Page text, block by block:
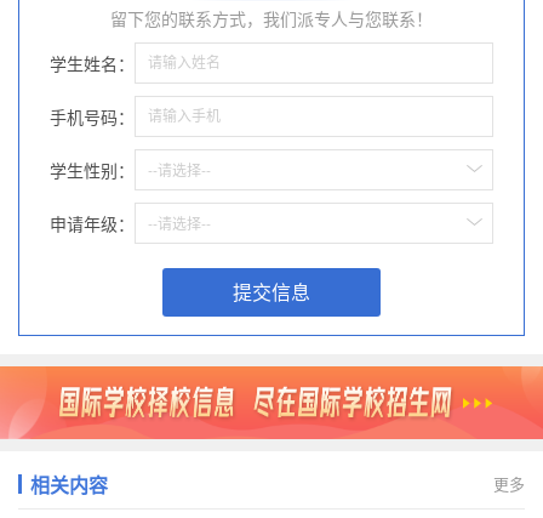
留下您的联系方式，我们派专人与您联系！
学生姓名：
手机号码：
学生性别： --请选择--
申请年级： --请选择--
提交信息
相关内容 更多